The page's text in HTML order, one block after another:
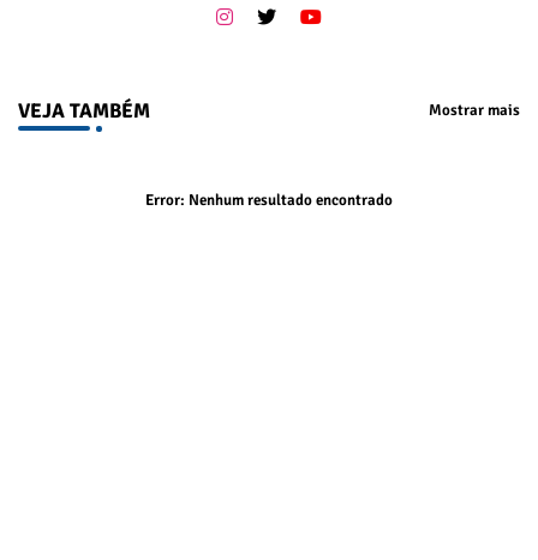
VEJA TAMBÉM Mostrar mais
Error: Nenhum resultado encontrado